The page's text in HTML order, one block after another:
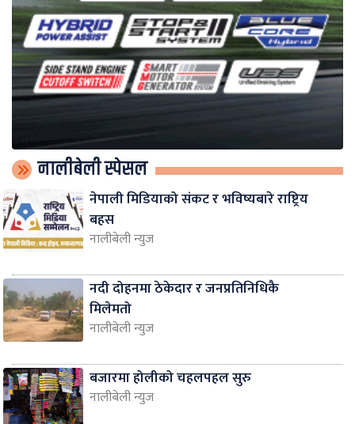
नालीबेली स्पेसल
नेपाली मिडियाको संकट र भविष्यबारे राष्ट्रिय
बहस
नालीबेली न्युज
नदी दोहनमा ठेकेदार र जनप्रतिनिधिकै
मिलेमतो
नालीबेली न्युज
बजारमा होलीको चहलपहल सुरु
नालीबेली न्युज